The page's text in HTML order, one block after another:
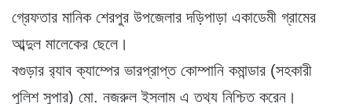
গ্রেফতার মানিক শেরপুর উপজেলার দড়িপাড়া একাডেমী গ্রামের
আব্দুল মালেকের ছেলে।
বগুড়ার র‌্যাব ক্যাম্পের ভারপ্রাপ্ত কোম্পানি কমান্ডার (সহকারী
পুলিশ সুপার) মো. নজরুল ইসলাম এ তথ্য নিশ্চিত করেন।